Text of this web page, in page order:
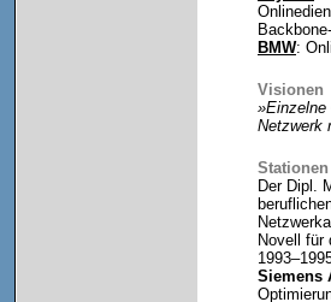
BMW:
Visionen
»Einzelne
Netzwerk
Stationen
Der Dipl.
Novell für
Siemens